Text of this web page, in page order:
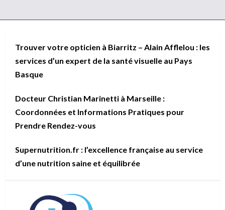
Trouver votre opticien à Biarritz – Alain Afflelou : les
services d’un expert de la santé visuelle au Pays
Basque
Docteur Christian Marinetti à Marseille :
Coordonnées et Informations Pratiques pour
Prendre Rendez-vous
Supernutrition.fr : l’excellence française au service
d’une nutrition saine et équilibrée